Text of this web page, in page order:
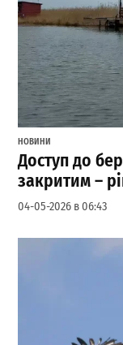
НОВИНИ
Доступ до
закритим –
04-05-2026 в 06:43